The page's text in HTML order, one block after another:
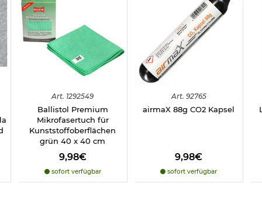
Herstellerinformationen
Verantwortliche Person für die EU
Art. 1292549
Ballistol Premium
Mikrofasertuch für
Kunststoffoberflächen
grün 40 x 40 cm
9,98€
sofort verfügbar
Art. 92765
airmaX 88g CO2 Kapsel
9,98€
sofort verfügbar